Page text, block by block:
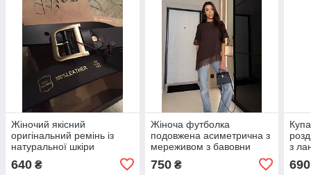
Жіночий якісний
оригінальний ремінь із
натуральної шкіри
640 ₴
Жіноча футболка
подовжена асиметрична з
мереживом з бавовни
футболка one size 42–48
750₴
з
690